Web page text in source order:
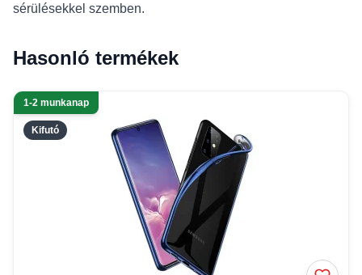
sérülésekkel szemben.
Hasonló termékek
Kifutó
1-2 munkanap